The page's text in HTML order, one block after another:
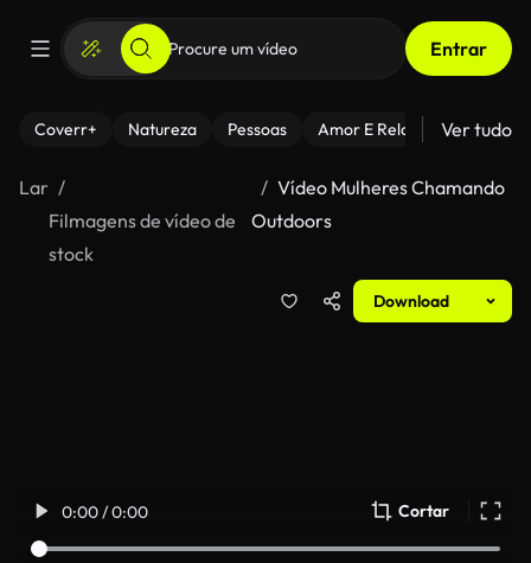
Entrar
Coverr+ Natureza Pessoas Amor E Relacionamentos
Ver tudo
Lar
Filmagens de vídeo de
stock
Vídeo Mulheres Chamando
Outdoors
Download
0:00 / 0:00 Cortar